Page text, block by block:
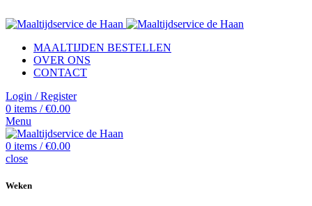
MAALTIJDEN BESTELLEN
OVER ONS
CONTACT
Login / Register
0 items / €0.00
Menu
0 items / €0.00
close
Weken